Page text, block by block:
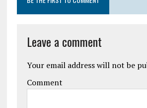
Leave a comment
Your email address will not be
Comment